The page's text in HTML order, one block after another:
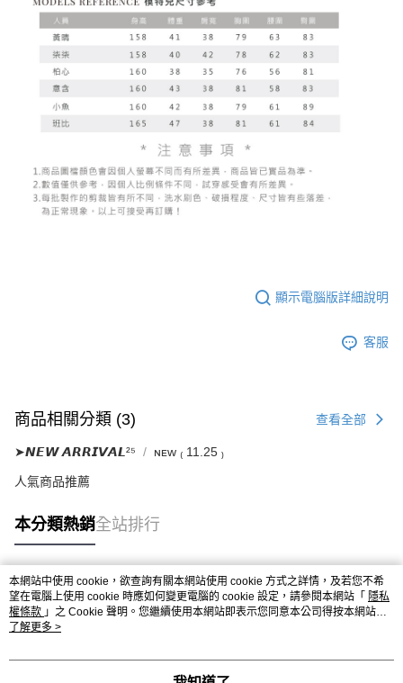
顯示電腦版詳細說明
客服
商品相關分類 (3) 查看全部
➤𝙉𝙀𝙒 𝘼𝙍𝙍𝙄𝙑𝘼𝙇²⁵ ɴᴇᴡ ₍ 11.25 ₎
人氣商品推薦
本分類熱銷全站排行
熱門標籤
本網站中使用 cookie，欲查詢有關本網站使用 cookie 方式之詳情，及若您不希
望在電腦上使用 cookie 時應如何變更電腦的 cookie 設定，請參閱本網站「 隱私
權條款 」之 Cookie 聲明。您繼續使用本網站即表示您同意本公司得按本網站使
用條款之 Cookie 聲明使用 cookie。
了解更多 >